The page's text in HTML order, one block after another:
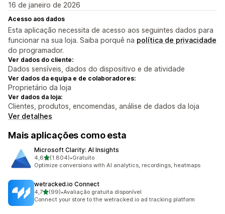
16 de janeiro de 2026
Acesso aos dados
Esta aplicação necessita de acesso aos seguintes dados para
funcionar na sua loja. Saiba porquê na política de privacidade
do programador.
Ver dados do cliente:
Dados sensíveis, dados do dispositivo e de atividade
Ver dados da equipa e de colaboradores:
Proprietário da loja
Ver dados da loja:
Clientes, produtos, encomendas, análise de dados da loja
Ver detalhes
Mais aplicações como esta
Microsoft Clarity: AI Insights
4,6de 5 estrelas
(1.804)
1804 total de avaliações
•Gratuito
Optimize conversions with AI analytics, recordings, heatmaps
wetracked.io Connect
4,7de 5 estrelas
(99)
99 total de avaliações
•Avaliação gratuita disponível
Connect your store to the wetracked.io ad tracking platform